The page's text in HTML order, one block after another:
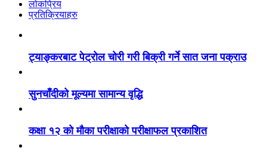
लोकप्रिय
प्रतिक्रियाहरु
ट्याङ्करबाट पेट्रोल चोरी गरी बिक्री गर्ने सात जना पक्राउ
सुनचाँदीको मूल्यमा सामान्य वृद्धि
कक्षा १२ को मौका परीक्षाको परीक्षाफल प्रकाशित